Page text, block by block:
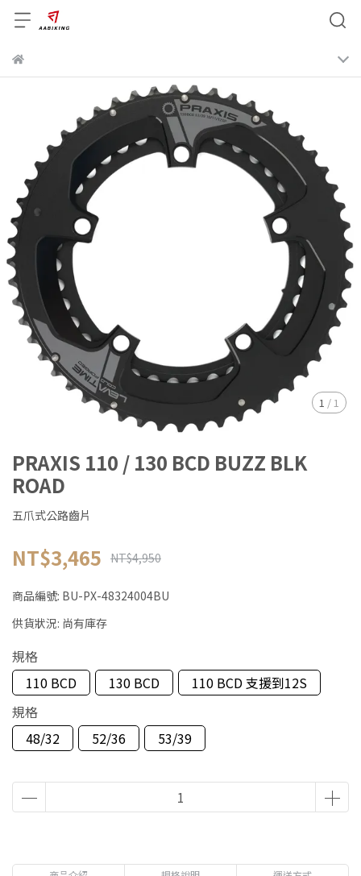
1 / 1
PRAXIS 110 / 130 BCD BUZZ BLK
ROAD
五爪式公路齒片
NT$3,465 NT$4,950
商品編號: BU-PX-48324004BU
供貨狀況: 尚有庫存
規格
110 BCD
130 BCD
110 BCD 支援到12S
規格
48/32
52/36 53/39